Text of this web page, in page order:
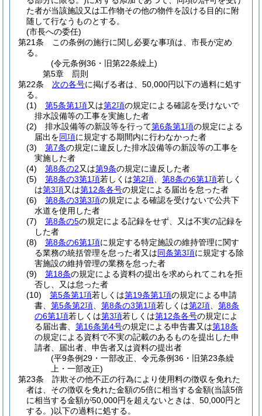
た者が当該施設又は工作物その他の物件を設ける目的に附
随して行なうものとする。
(市長への委任)
第21条
この条例の施行に関し必要な事項は、市長が定め
る。
(令元条例36・旧第22条繰上)
第5章
罰則
第22条
次の各号に掲げる者は、50,000円以下の過料に処す
る。
(1)
第5条第1項又は第2項の規定による確認を受けないで
排水設備等の工事を実施した者
(2)
排水設備等の新設等を行って第6条第1項の規定による
届出を同項に規定する期間内に行わなかった者
(3)
第7条の規定に違反した排水設備等の新設等の工事を
実施した者
(4)
第8条の2又は第9条の規定に違反した者
(5)
第8条の3第1項若しくは第2項 第8条の6第1項若しく
は第3項又は第12条各号の規定による届出を怠った者
(6)
第8条の3第3項の規定による確認を受けないで公共下
水道を使用した者
(7)
第8条の5の規定による記録をせず、又は不実の記録を
した者
(8)
第8条の6第1項に規定する特定施設の維持管理に関す
る業務の統括管理を怠った者又は同条第3項に規定する除
害施設の維持管理の業務を怠った者
(9)
第18条の規定による資料の提出を求められてこれを拒
否し、又は怠った者
(10)
第5条第1項若しくは第19条第1項の規定による申請
書、 第5条第2項 第8条の3第1項若しくは第2項
第8条
の6第1項若しくは第3項若しくは第12条各号の規定によ
る届出書、 第16条第4号の規定による申告書又は第18条
の規定による資料で不実の記載のあるものを提出した申
請者、届出者、申告者又は資料の提出者
(平9条例29・一部改正、令元条例36・旧第23条繰
上・一部改正)
第23条
詐欺その他不正の行為により使用料の徴収を免れた
者は、その徴収を免れた金額の5倍に相当する金額(当該5倍
に相当する金額が50,000円を超えないときは、50,000円と
する。)以下の過料に処する。